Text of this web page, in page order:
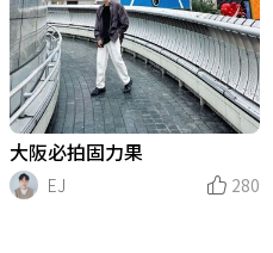
大阪必拍固力果
EJ
280